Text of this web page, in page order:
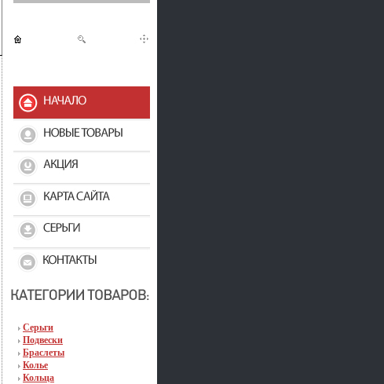
Серьги
Подвески
Браслеты
Колье
Кольца